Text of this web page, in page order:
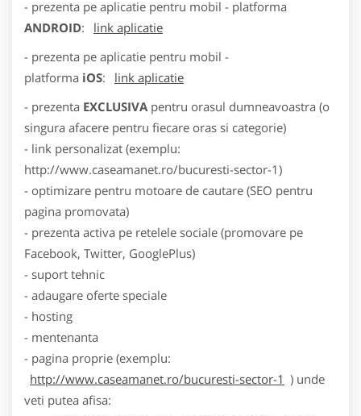
- prezenta pe aplicatie pentru mobil - platforma
ANDROID:
link aplicatie
- prezenta pe aplicatie pentru mobil -
platforma iOS:
link aplicatie
- prezenta EXCLUSIVA pentru orasul dumneavoastra (o
singura afacere pentru fiecare oras si categorie)
- link personalizat (exemplu:
http://www.caseamanet.ro/bucuresti-sector-1)
- optimizare pentru motoare de cautare (SEO pentru
pagina promovata)
- prezenta activa pe retelele sociale (promovare pe
Facebook, Twitter, GooglePlus)
- suport tehnic
- adaugare oferte speciale
- hosting
- mentenanta
- pagina proprie (exemplu:
http://www.caseamanet.ro/bucuresti-sector-1 ) unde
veti putea afisa: